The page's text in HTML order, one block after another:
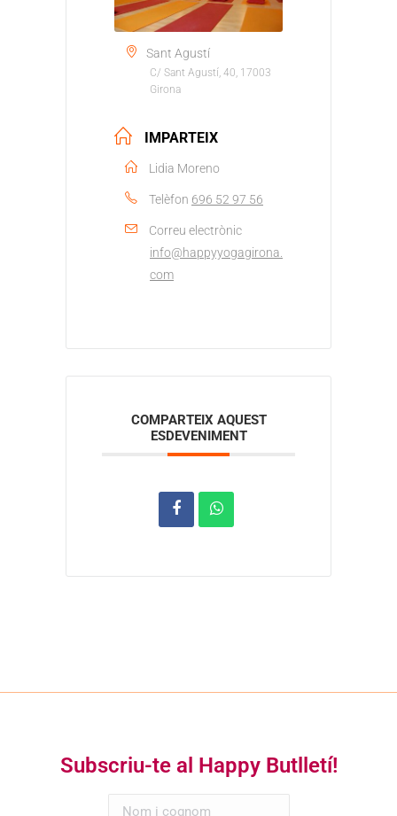
Sant Agustí
C/ Sant Agustí, 40, 17003
Girona
IMPARTEIX
Lidia Moreno
Telèfon 696 52 97 56
Correu electrònic
info@happyyogagirona.
com
COMPARTEIX AQUEST
ESDEVENIMENT
Subscriu-te al Happy Butlletí!